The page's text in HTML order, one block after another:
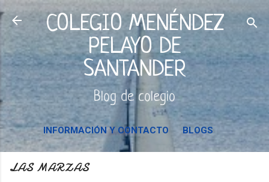
Ir al contenido principal
COLEGIO MENÉNDEZ
PELAYO DE
SANTANDER
Blog de colegio
INFORMACIÓN Y CONTACTO BLOGS
LAS MARZAS